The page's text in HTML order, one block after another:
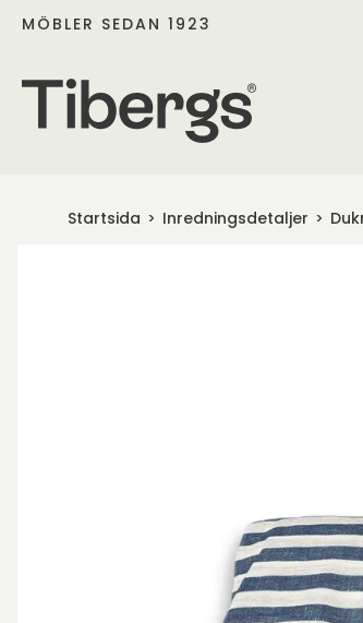
MÖBLER SEDAN 1923
Startsida Inredningsdetaljer